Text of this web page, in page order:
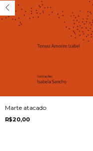
Marte atacado
R$20,00